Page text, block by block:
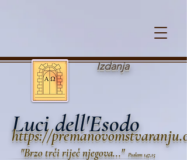
Izdanja
Luci dell'Esodo
https://
"Brzo trčiriječ njegova..." Psalam 147,15